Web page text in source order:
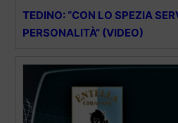
TEDINO: “CON LO SPEZIA
PERSONALITÀ” (VIDEO)